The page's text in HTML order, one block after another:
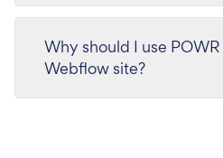
Why should I use
Webflow site?